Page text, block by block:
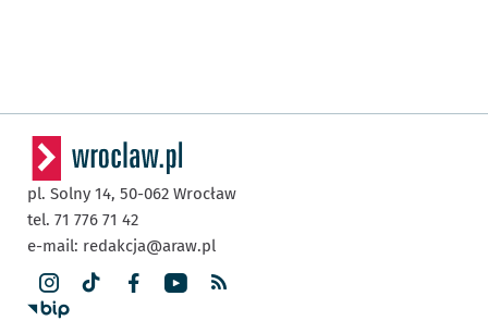
pl. Solny 14, 50-062 Wrocław
tel. 71 776 71 42
e-mail: redakcja@araw.pl